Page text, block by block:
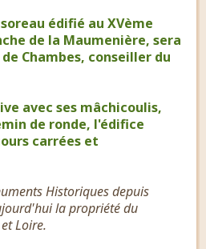
édifié au XVème
de la Maumenière, sera
Chambes, conseiller du
avec ses mâchicoulis,
de ronde, l'édifice
carrées et
Historiques depuis
la propriété du
Loire.